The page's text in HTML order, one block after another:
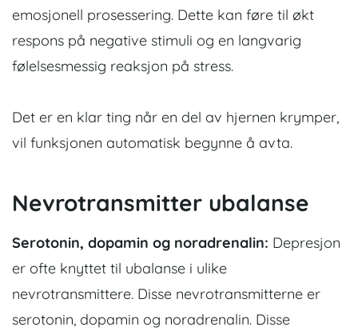
emosjonell prosessering. Dette kan føre til økt
respons på negative stimuli og en langvarig
følelsesmessig reaksjon på stress.
Det er en klar ting når en del av hjernen krymper,
vil funksjonen automatisk begynne å avta.
Nevrotransmitter ubalanse
Serotonin, dopamin og noradrenalin: Depresjon
er ofte knyttet til ubalanse i ulike
nevrotransmittere. Disse nevrotransmitterne er
serotonin, dopamin og noradrenalin. Disse